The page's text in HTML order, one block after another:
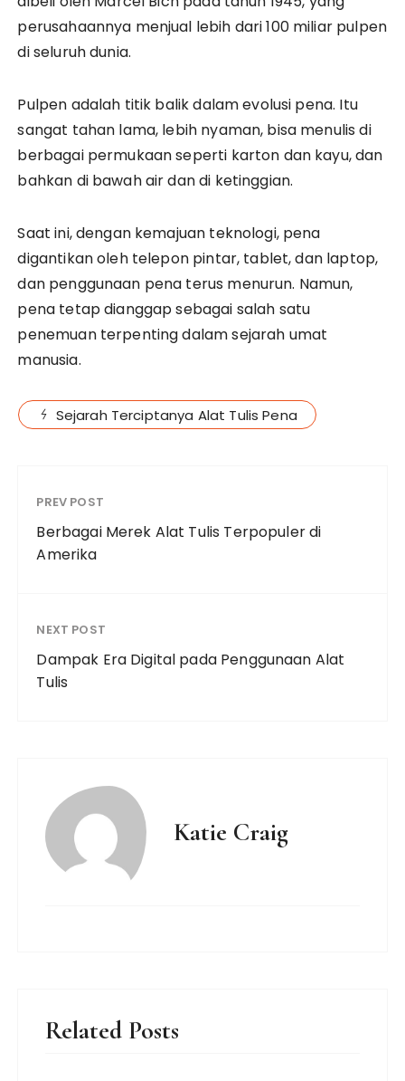
perusahaannya menjual lebih dari 100 miliar pulpen
di seluruh dunia.
Pulpen adalah titik balik dalam evolusi pena. Itu
sangat tahan lama, lebih nyaman, bisa menulis di
berbagai permukaan seperti karton dan kayu, dan
bahkan di bawah air dan di ketinggian.
Saat ini, dengan kemajuan teknologi, pena
digantikan oleh telepon pintar, tablet, dan laptop,
dan penggunaan pena terus menurun. Namun,
pena tetap dianggap sebagai salah satu
penemuan terpenting dalam sejarah umat
manusia.
Sejarah Terciptanya Alat Tulis Pena
PREV POST
Berbagai Merek Alat Tulis Terpopuler di
Amerika
NEXT POST
Dampak Era Digital pada Penggunaan Alat
Tulis
Katie Craig
Related Posts